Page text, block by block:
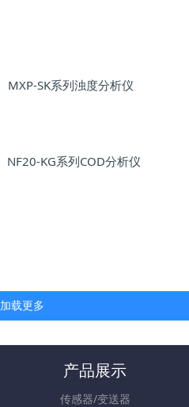
MXP-SK系列浊度分析仪
NF20-KG系列COD分析仪
加载更多
产品展示
传感器/变送器